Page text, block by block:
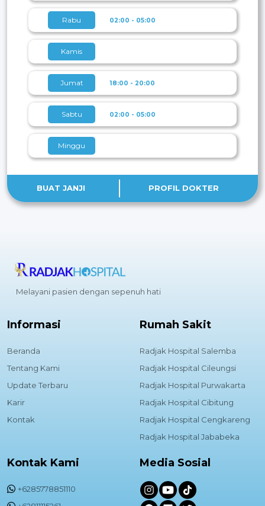
Rabu 02:00 - 05:00
Kamis
Jumat 18:00 - 20:00
Sabtu 02:00 - 05:00
Minggu
BUAT JANJI PROFIL DOKTER
Melayani pasien dengan sepenuh hati
Informasi
Beranda
Tentang Kami
Update Terbaru
Karir
Kontak
Rumah Sakit
Radjak Hospital Salemba
Radjak Hospital Cileungsi
Radjak Hospital Purwakarta
Radjak Hospital Cibitung
Radjak Hospital Cengkareng
Radjak Hospital Jababeka
Kontak Kami
+6285778851110
Media Sosial